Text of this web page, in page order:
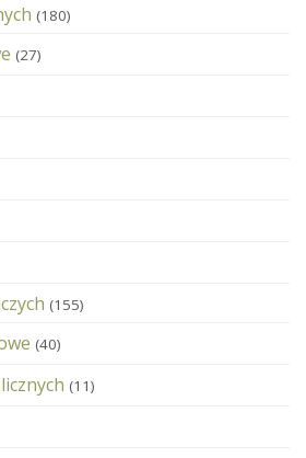
(180)
(27)
(155)
(40)
(11)